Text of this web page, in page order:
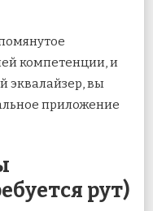
компетенции, и
эквалайзер, вы
приложение
рут)